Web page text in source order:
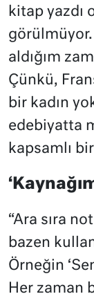
kitap yazdı
aldığım
Çünkü,
bir kadın
edebiyatta
kapsamlı
“Ara sıra
bazen
Örneğin
Her zaman